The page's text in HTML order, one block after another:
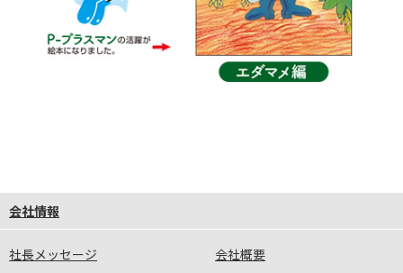
会社情報
社長メッセージ
会社概要